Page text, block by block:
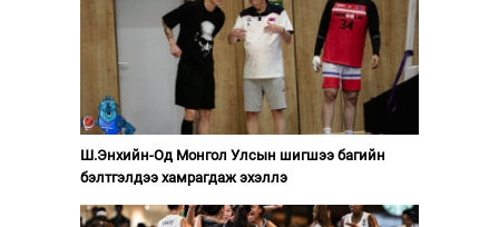
Ш.Энхийн-Од Монгол Улсын шигшээ багийн
бэлтгэлдээ хамрагдаж эхэллэ